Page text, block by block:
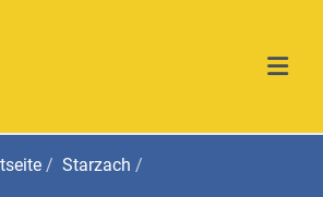
Starzach